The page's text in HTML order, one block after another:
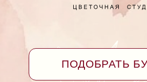
Не является публичной офертой
Согласие на обработку персональных данных
Фактический адрес: г. Ейск, ул. Коммунаров 26